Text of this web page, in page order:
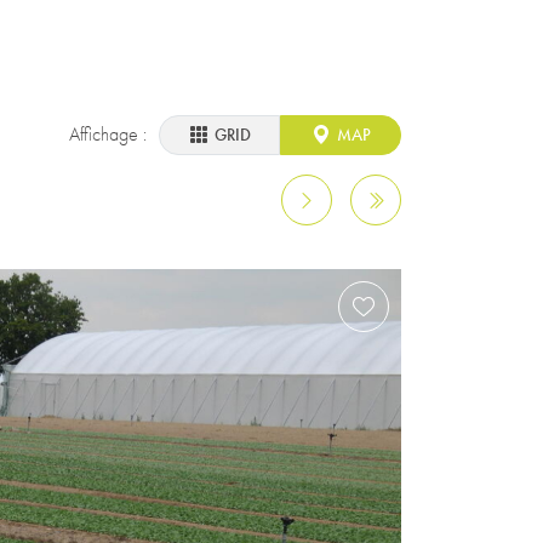
Affichage : GRID MAP
Page suivantePage précédente